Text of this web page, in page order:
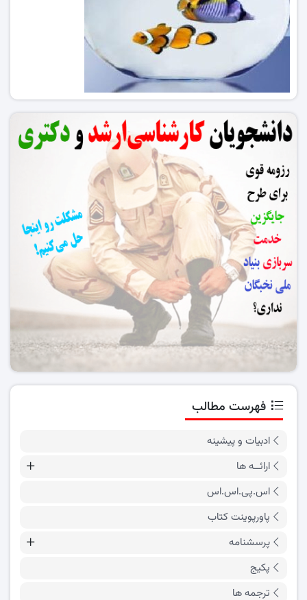
فهرست مطالب
ادبیات و پیشینه
ارائــه ها
اس.پی.اس.اس
پاورپوینت کتاب
پرسشنامه
پکیج
ترجمه ها